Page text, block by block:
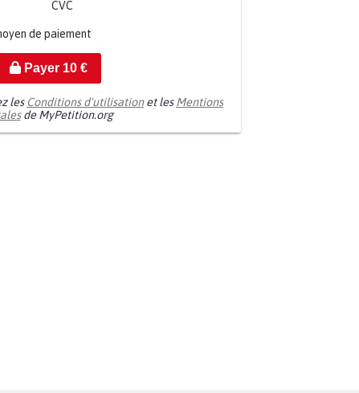
CVC
de paiement
Payer 10€
les Conditions d'utilisationet lesMentions
de MyPetition.org